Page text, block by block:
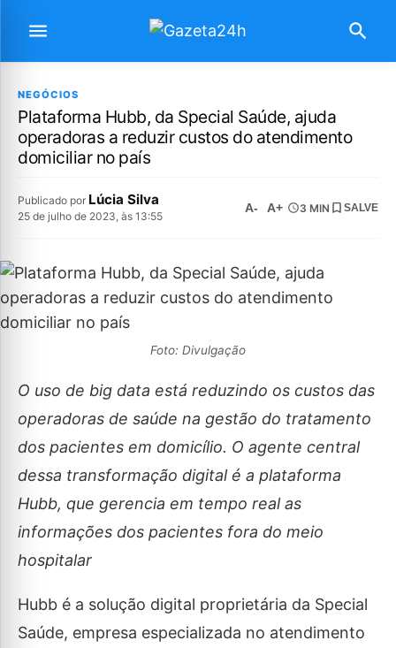
NEGÓCIOS
Plataforma Hubb, da Special Saúde, ajuda
operadoras a reduzir custos do atendimento
domiciliar no país
Publicado por Lúcia Silva
25 de julho de 2023, às 13:55
A- A+ 3 MIN SALVE
Foto: Divulgação
O uso de big data está reduzindo os custos das
operadoras de saúde na gestão do tratamento
dos pacientes em domicílio. O agente central
dessa transformação digital é a plataforma
Hubb, que gerencia em tempo real as
informações dos pacientes fora do meio
hospitalar
Hubb é a solução digital proprietária da Special
Saúde, empresa especializada no atendimento